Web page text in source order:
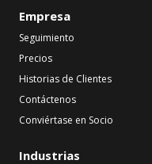
Empresa
Seguimiento
Precios
Historias de Clientes
Contáctenos
Conviértase en Socio
Industrias